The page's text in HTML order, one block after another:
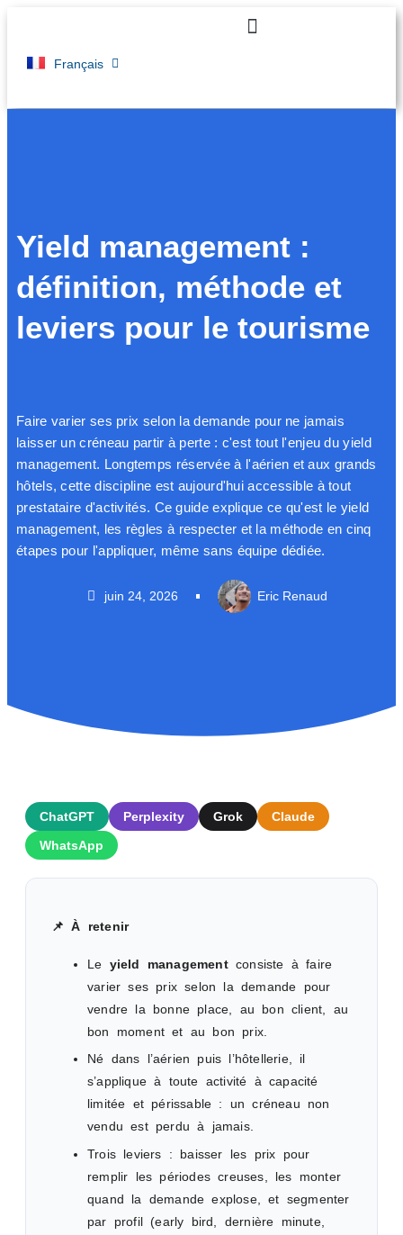
Français
English
Yield management :
définition, méthode et
leviers pour le tourisme
Faire varier ses prix selon la demande pour ne jamais
laisser un créneau partir à perte : c'est tout l'enjeu du yield
management. Longtemps réservée à l'aérien et aux grands
hôtels, cette discipline est aujourd'hui accessible à tout
prestataire d'activités. Ce guide explique ce qu'est le yield
management, les règles à respecter et la méthode en cinq
étapes pour l'appliquer, même sans équipe dédiée.
juin 24, 2026 Eric Renaud
ChatGPT Perplexity Grok
Claude
WhatsApp
📌 À retenir
Le yield managementconsiste à faire
varier ses prix selon la demande pour
vendre la bonne place, au bon client, au
bon moment et au bon prix.
Né dans l’aérien puis l’hôtellerie, il
s’applique à toute activité à capacité
limitée et périssable : un créneau non
vendu est perdu à jamais.
Trois leviers : baisser les prix pour
remplir les périodes creuses, les monter
quand la demande explose, et segmenter
par profil (early bird, dernière minute,